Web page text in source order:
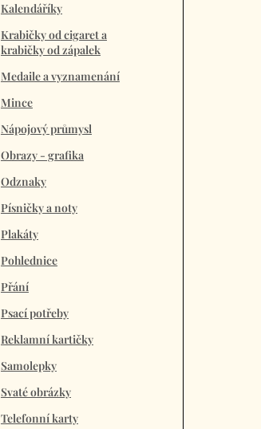
Kalendáříky
Krabičky od cigaret a
krabičky od zápalek
Medaile a vyznamenání
Mince
Nápojový průmysl
Obrazy - grafika
Odznaky
Písničky a noty
Plakáty
Pohlednice
Přání
Psací potřeby
Reklamní kartičky
Samolepky
Svaté obrázky
Telefonní karty